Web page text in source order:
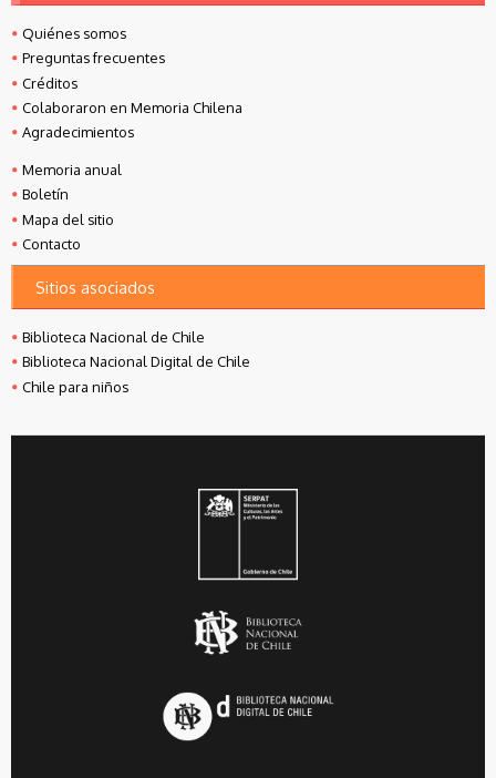
Quiénes somos
Preguntas frecuentes
Créditos
Colaboraron en Memoria Chilena
Agradecimientos
Memoria anual
Boletín
Mapa del sitio
Contacto
Sitios asociados
Biblioteca Nacional de Chile
Biblioteca Nacional Digital de Chile
Chile para niños